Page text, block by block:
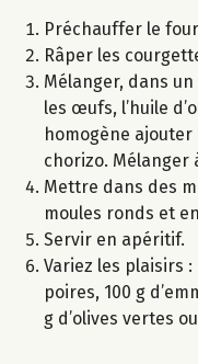
Préchauffer le four
Râper les
Mélanger, dans
les œufs, l’huile
homogène
chorizo. Mélanger
Mettre dans des
moules ronds et
Servir en apéritif.
Variez les plaisirs
poires, 100 g
g d’olives vertes